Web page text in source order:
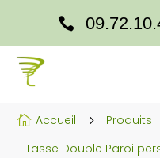

 Accueil 5 Produits
Tasse Double Paroi